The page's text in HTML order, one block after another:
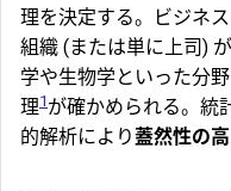
理を決定する。ビジネ
組織 (または単に上司) が
学や生物学といった分
理1 が確かめられる。統
的解析により蓋然性の